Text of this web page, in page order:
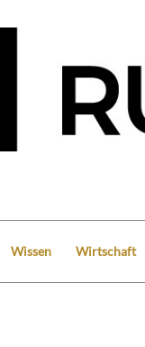
Wissen Wirtschaft